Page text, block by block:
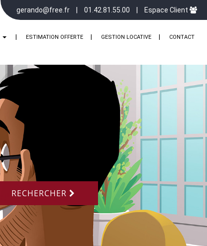
gerando@free.fr 01.42.81.55.00 Espace Client
ESTIMATION OFFERTE GESTION LOCATIVE CONTACT
RECHERCHER